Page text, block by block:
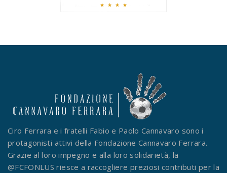
Ciro Ferrara e i fratelli Fabio e Paolo Cannavaro sono i
protagonisti attivi della Fondazione Cannavaro Ferrara.
Grazie al loro impegno e alla loro solidarietà, la
@FCFONLUS riesce a raccogliere preziosi contributi per la